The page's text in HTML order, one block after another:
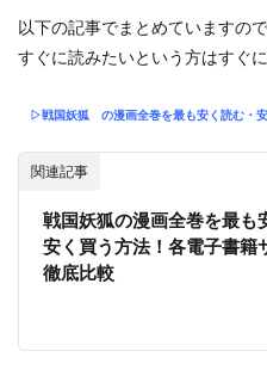
以下の記事でまとめていますの
すぐに読みたいという方はすぐ
▷戦国妖狐 の漫画全巻を最も安く読む・
関連記事
戦国妖狐の漫画全巻を最も
安く買う方法！各電子書籍
徹底比較